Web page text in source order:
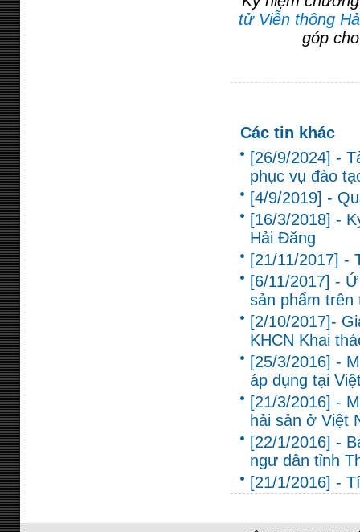
tử Viễn thông
góp
Các tin khác
[26/9/2024] -
phục vụ đào
[4/9/2019] -
[16/3/2018] -
Hải Đăng
[21/11/2017] -
[6/11/2017] -
sản phẩm trên
[2/10/2017]-
KHCN Khai
[25/3/2016] -
áp dụng tại
[21/3/2016] -
hải sản ở Việt
[22/1/2016] -
ngư dân tỉnh
[21/1/2016] -